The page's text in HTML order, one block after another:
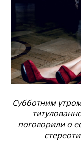
Субботним
поговорили о